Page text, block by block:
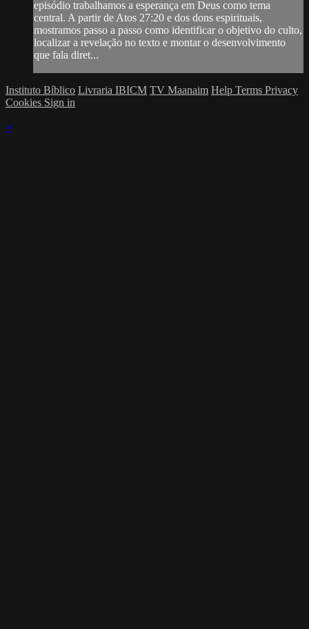
episódio trabalhamos a esperança em Deus como tema
central. A partir de Atos 27:20 e dos dons espirituais,
mostramos passo a passo como identificar o objetivo do culto,
localizar a revelação no texto e montar o desenvolvimento
que fala diret...
Instituto Bíblico Livraria IBICM TV Maanaim Help Terms Privacy
Cookies Sign in
×